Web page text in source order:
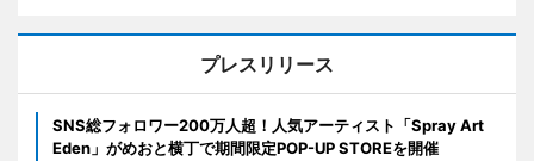
プレスリリース
SNS総フォロワー200万人超！人気アーティスト「Spray Art
Eden」がめおと横丁で期間限定POP-UP STOREを開催